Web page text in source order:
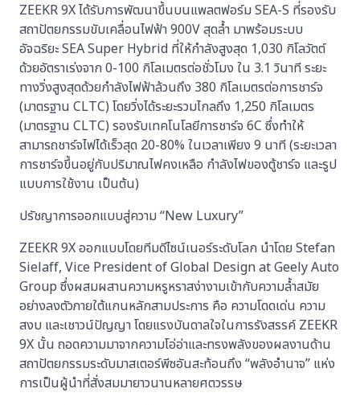
ZEEKR 9X ได้รับการพัฒนาขึ้นบนแพลตฟอร์ม SEA-S ที่รองรับ
สถาปัตยกรรมขับเคลื่อนไฟฟ้า 900V สุดล้ำ มาพร้อมระบบ
อัจฉริยะ SEA Super Hybrid ที่ให้กำลังสูงสุด 1,030 กิโลวัตต์
ด้วยอัตราเร่งจาก 0-100 กิโลเมตรต่อชั่วโมง ใน 3.1 วินาที ระยะ
ทางวิ่งสูงสุดด้วยกำลังไฟฟ้าล้วนถึง 380 กิโลเมตรต่อการชาร์จ
(มาตรฐาน CLTC) โดยวิ่งได้ระยะรวมไกลถึง 1,250 กิโลเมตร
(มาตรฐาน CLTC) รองรับเทคโนโลยีการชาร์จ 6C ซึ่งทำให้
สามารถชาร์จไฟได้เร็วสุด 20-80% ในเวลาเพียง 9 นาที (ระยะเวลา
การชาร์จขึ้นอยู่กับปริมาณไฟคงเหลือ กำลังไฟของตู้ชาร์จ และรูป
แบบการใช้งาน เป็นต้น)
ปรัชญาการออกแบบสู่ความ “New Luxury”
ZEEKR 9X ออกแบบโดยทีมดีไซน์เนอร์ระดับโลก นำโดย Stefan
Sielaff, Vice President of Global Design at Geely Auto
Group ซึ่งผสมผสานความหรูหราสง่างามเข้ากับความล้ำสมัย
อย่างลงตัวภายใต้แกนหลักสามประการ คือ ความโดดเด่น ความ
สงบ และเชาวน์ปัญญา โดยแรงบันดาลใจในการรังสรรค์ ZEEKR
9X นั้น ถอดความมาจากความโอ่อ่าและทรงพลังของผลงานด้าน
สถาปัตยกรรมระดับมาสเตอร์พีซอันสะท้อนถึง “พลังอำนาจ” แห่ง
การเป็นผู้นำที่สั่งสมมายาวนานหลายศตวรรษ